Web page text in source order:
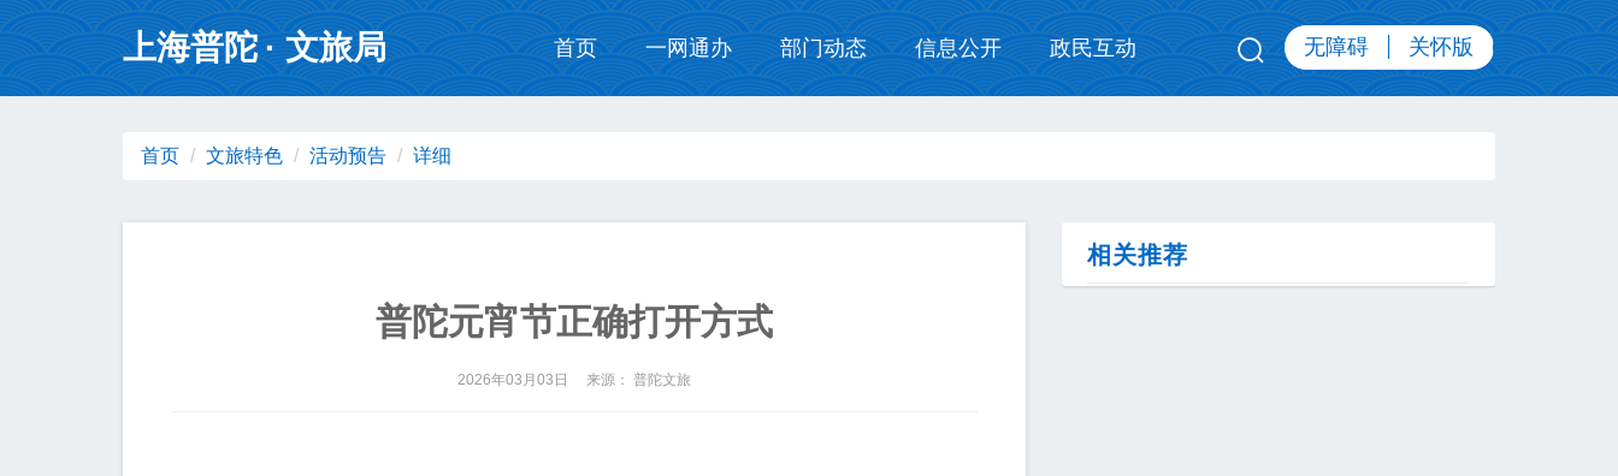
无障碍操作说明 跳转到网站导航区 跳转到主要内容区域
上海普陀· 文旅局 首页 一网通办 部门动态 信息公开 政民互动 无障碍 关怀版
首页 文旅特色 活动预告 详细
普陀元宵节正确打开方式
2026年03月03日 来源： 普陀文旅
相关推荐